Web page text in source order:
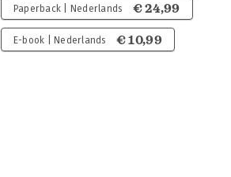
Paperback | Nederlands € 24,99
E-book | Nederlands € 10,99